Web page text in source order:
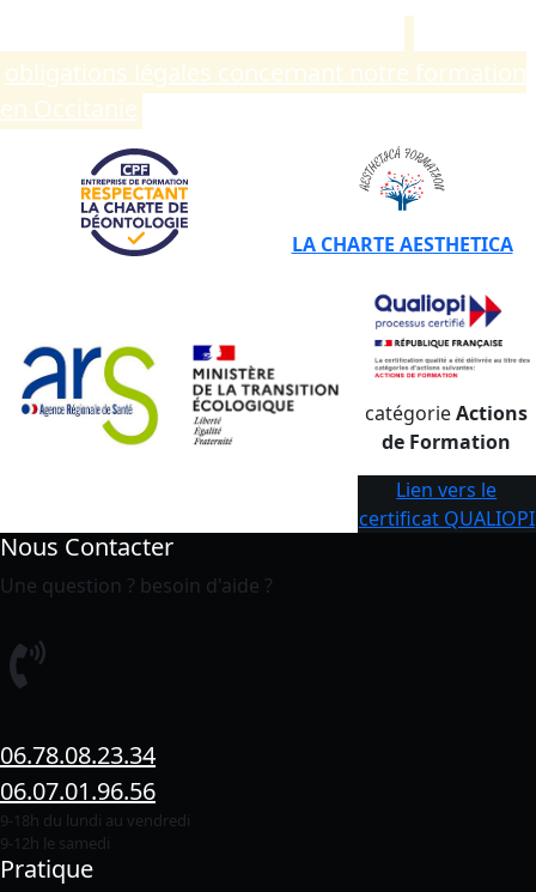
obligations légales concernant notre formation
en Occitanie
LA CHARTE AESTHETICA
catégorieActions
de Formation
Lien vers le
certificat QUALIOPI
Nous Contacter
Une question ? besoin d'aide ?
06.78.08.23.34
06.07.01.96.56
9-18h du lundi au vendredi
9-12h le samedi
Pratique